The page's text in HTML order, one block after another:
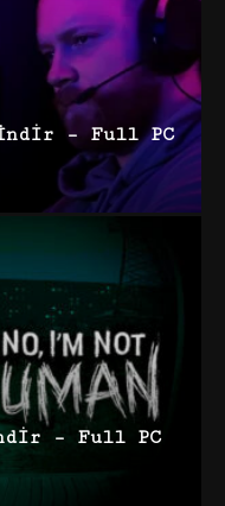
İndir – Full PC
– Full PC